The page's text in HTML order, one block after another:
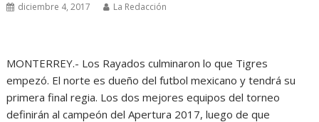
diciembre 4, 2017 La Redacción
MONTERREY.- Los Rayados culminaron lo que Tigres
empezó. El norte es dueño del futbol mexicano y tendrá su
primera final regia. Los dos mejores equipos del torneo
definirán al campeón del Apertura 2017, luego de que